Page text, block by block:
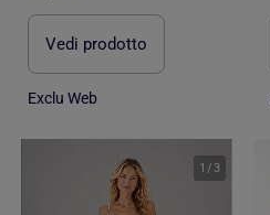
Vedi prodotto
Exclu Web
1 /3